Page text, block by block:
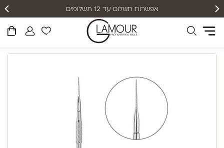
אפשרות תשלום עד 12 תשלומים